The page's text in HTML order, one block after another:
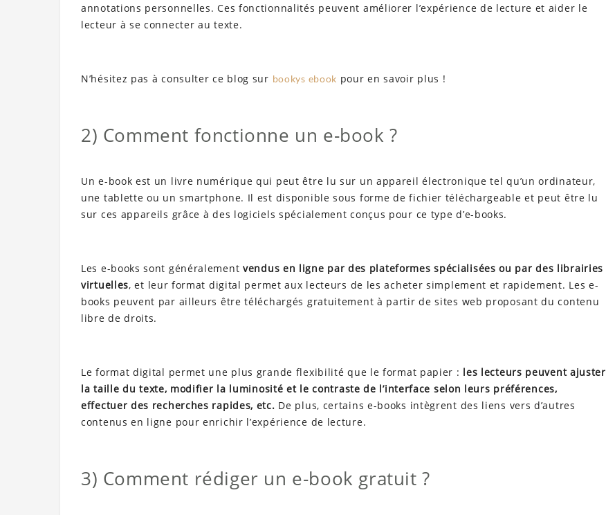
annotations personnelles. Ces fonctionnalités peuvent améliorer l’expérience de lecture et aider le
lecteur à se connecter au texte.
N’hésitez pas à consulter ce blog sur bookys ebook pour en savoir plus !
2) Comment fonctionne un e-book ?
Un e-book est un livre numérique qui peut être lu sur un appareil électronique tel qu’un ordinateur,
une tablette ou un smartphone. Il est disponible sous forme de fichier téléchargeable et peut être lu
sur ces appareils grâce à des logiciels spécialement conçus pour ce type d’e-books.
Les e-books sont généralement vendus en ligne par des plateformes spécialisées ou par des librairies
virtuelles, et leur format digital permet aux lecteurs de les acheter simplement et rapidement. Les e-
books peuvent par ailleurs être téléchargés gratuitement à partir de sites web proposant du contenu
libre de droits.
Le format digital permet une plus grande flexibilité que le format papier : les lecteurs peuvent ajuster
la taille du texte, modifier la luminosité et le contraste de l’interface selon leurs préférences,
effectuer des recherches rapides, etc. De plus, certains e-books intègrent des liens vers d’autres
contenus en ligne pour enrichir l’expérience de lecture.
3) Comment rédiger un e-book gratuit ?